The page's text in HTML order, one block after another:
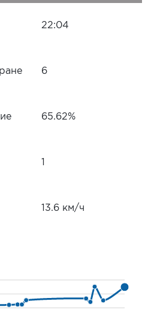
22:04
6
65.62%
13.6 км/ч